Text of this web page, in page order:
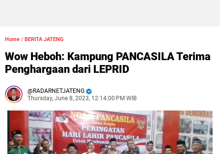
Home / BERITA JATENG
Wow Heboh: Kampung PANCASILA Terima
Penghargaan dari LEPRID
RADARNETJATENG
Thursday, June 8, 2023, 12:14:00 PM WIB